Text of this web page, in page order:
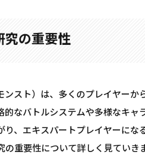
究の重要性
ンスト）は、多くのプレイヤーか
的なバトルシステムや多様なキャ
り、エキスパートプレイヤーにな
の重要性について詳しく見ていき